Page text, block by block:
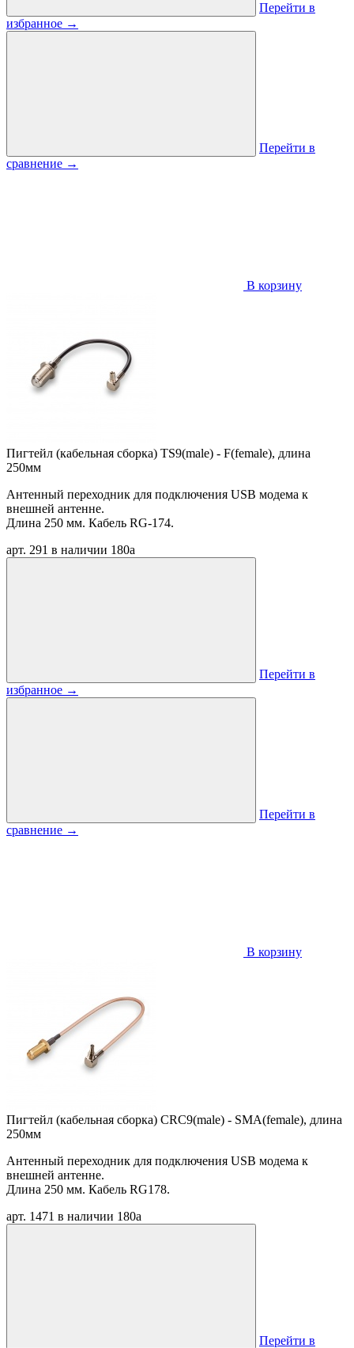
Перейти в
избранное →
Перейти в
сравнение →
В корзину
Пигтейл (кабельная сборка) TS9(male) - F(female), длина
250мм
Антенный переходник для подключения USB модема к
внешней антенне.
Длина 250 мм. Кабель RG-174.
арт. 291 в наличии 180a
Перейти в
избранное →
Перейти в
сравнение →
В корзину
Пигтейл (кабельная сборка) CRC9(male) - SMA(female), длина
250мм
Антенный переходник для подключения USB модема к
внешней антенне.
Длина 250 мм. Кабель RG178.
арт. 1471 в наличии 180a
Перейти в